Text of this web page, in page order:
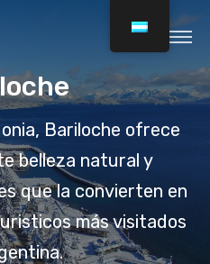
Bariloche ofrece
belleza natural y
que la convierten en
más visitados